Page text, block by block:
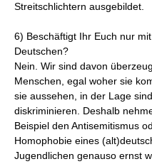
Streitschlichtern ausgebildet.
6) Beschäftigt Ihr Euch nur
Deutschen?
Nein. Wir sind davon
Menschen, egal woher sie
sie aussehen, in der Lage
diskriminieren. Deshalb
Beispiel den Antisemitismus
Homophobie eines
Jugendlichen genauso ernst